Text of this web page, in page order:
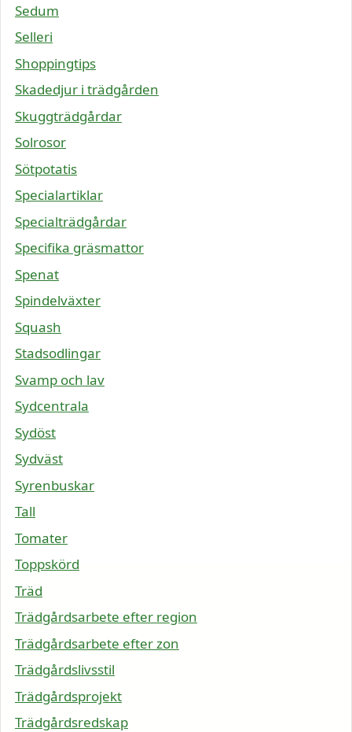
Sedum
Selleri
Shoppingtips
Skadedjur i trädgården
Skuggträdgårdar
Solrosor
Sötpotatis
Specialartiklar
Specialträdgårdar
Specifika gräsmattor
Spenat
Spindelväxter
Squash
Stadsodlingar
Svamp och lav
Sydcentrala
Sydöst
Sydväst
Syrenbuskar
Tall
Tomater
Toppskörd
Träd
Trädgårdsarbete efter region
Trädgårdsarbete efter zon
Trädgårdslivsstil
Trädgårdsprojekt
Trädgårdsredskap